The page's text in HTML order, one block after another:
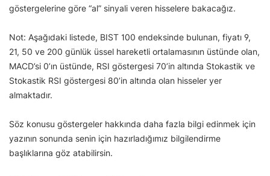
göstergelerine göre “al” sinyali veren hisselere bakacağız.
Not: Aşağıdaki listede, BIST 100 endeksinde bulunan, fiyatı 9,
21, 50 ve 200 günlük üssel hareketli ortalamasının üstünde olan,
MACD’si 0’ın üstünde, RSI göstergesi 70’in altında Stokastik ve
Stokastik RSI göstergesi 80’in altında olan hisseler yer
almaktadır.
Söz konusu göstergeler hakkında daha fazla bilgi edinmek için
yazının sonunda senin için hazırladığımız bilgilendirme
başlıklarına göz atabilirsin.